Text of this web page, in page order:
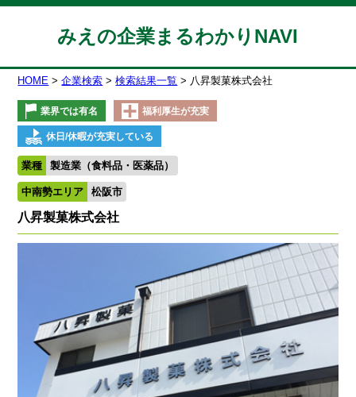
みえの企業まるわかりNAVI
HOME 企業検索 検索結果一覧 八昇製菓株式会社
業界では有名 福利厚生が充実
休日/休暇が充実している
業種 製造業（食料品・医薬品）
中南勢エリア 松阪市
八昇製菓株式会社